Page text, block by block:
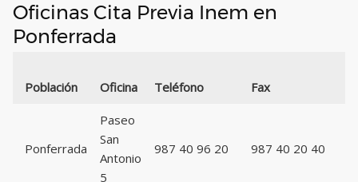
Oficinas Cita Previa Inem en
Ponferrada
Población Oficina Teléfono Fax
Ponferrada
Paseo
San
Antonio
5
987 40 96 20 987 40 20 40